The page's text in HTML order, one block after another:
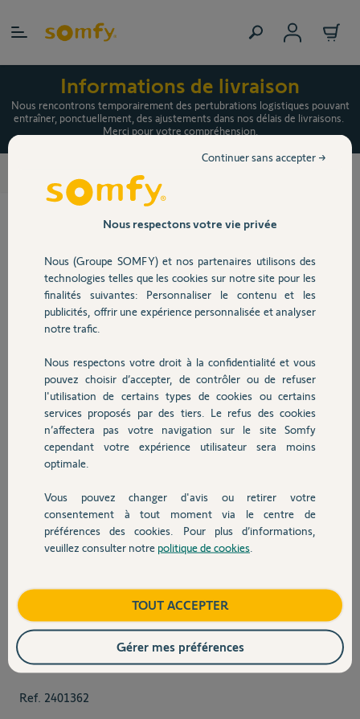
Informations de livraison
Nous rencontrons temporairement des pertubrations logistiques pouvant
entraîner, ponctuellement, des ajustements dans nos délais de livraisons.
Merci pour votre compréhension.
View larger imageView larger image
Ref. 2401362
Nous respectons votre vie privée
Nous (Groupe SOMFY) et nos partenaires utilisons des
technologies telles que les cookies sur notre site pour les
finalités suivantes: Personnaliser le contenu et les
publicités, offrir une expérience personnalisée et analyser
notre trafic.
Nous respectons votre droit à la confidentialité et vous
pouvez choisir d’accepter, de contrôler ou de refuser
l'utilisation de certains types de cookies ou certains
services proposés par des tiers. Le refus des cookies
n’affectera pas votre navigation sur le site Somfy
cependant votre expérience utilisateur sera moins
optimale.
Vous pouvez changer d'avis ou retirer votre
consentement à tout moment via le centre de
préférences des cookies. Pour plus d’informations,
veuillez consulter notre politique de cookies
Continuer sans accepter →
TOUT ACCEPTER
Gérer mes préférences